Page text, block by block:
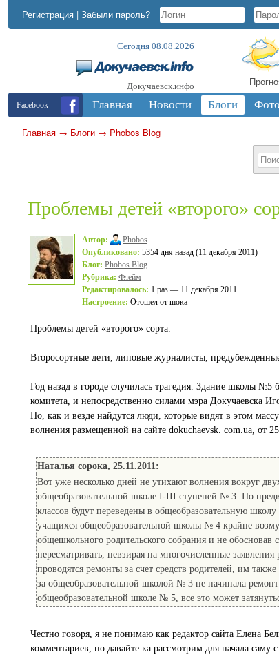
Регистрация | Забыли пароль?
Сегодня 08.08.2026
Докучаевск.инфо
Facebook Главная Новости Блоги Фото
Главная → Блоги → Phobos Blog
Проблемы детей «второго»
Автор:
Phobos
Опубликовано: 5354 дня назад (11 декабря 2011)
Блог: Phobos Blog
Рубрика: Флейм
Редактировалось: 1 раз — 11 декабря 2011
Настроение: Отошел от шока
Проблемы детей «второго» сорта.
Второсортные дети, липовые журналисты,
Год назад в городе случилась трагедия. Здание школы
комитета, и непосредственно силами мэра Докучаевска
Но, как и везде найдутся люди, которые видят в этом
волнения размещенной на сайте dokuchaevsk. com.ua, от
Наталья сорока, 25.11.2011:
Вот уже несколько дней не утихают волнения вокруг
общеобразовательной школе І-ІІІ ступеней № 3. По
классов будут переведены в общеобразовательную
учащихся общеобразовательной школы № 4 крайне
общешкольного родительского собрания и не
пересматривать, невзирая на многочисленные
проводятся ремонты за счет средств родителей, им
за общеобразовательной школой № 3 не начинала
общеобразовательной школе № 5, все это может
Честно говоря, я не понимаю как редактор сайта Елена
комментариев, но давайте ка рассмотрим для начала саму